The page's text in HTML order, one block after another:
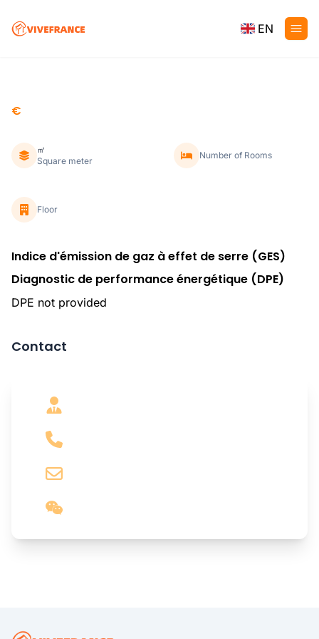
EN
€
㎡
Square meter
Number of Rooms
Floor
Indice d'émission de gaz à effet de serre (GES)
Diagnostic de performance énergétique (DPE)
DPE not provided
Contact